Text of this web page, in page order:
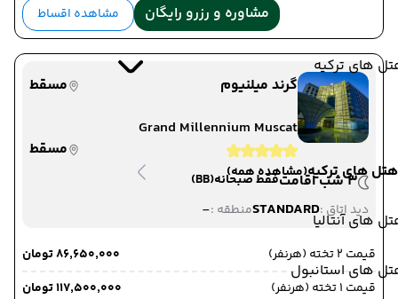
های ترکیه
هتل های ترکیه(مشاهده همه)
های آنتالیا
های استانبول
مشاوره و رزرو رایگان مشاهده اقساط
گرند میلنیوم
مسقط
Grand Millennium Muscat
مسقط
3 شب اقامت
فقط صبحانه(BB)
دید اتاق :STANDARDمنطقه :-
قیمت 2 تخته (هرنفر)
۸۶٬۶۵۰٬۰۰۰ تومان
قیمت 1 تخته (هرنفر)
۱۱۷٬۵۰۰٬۰۰۰ تومان